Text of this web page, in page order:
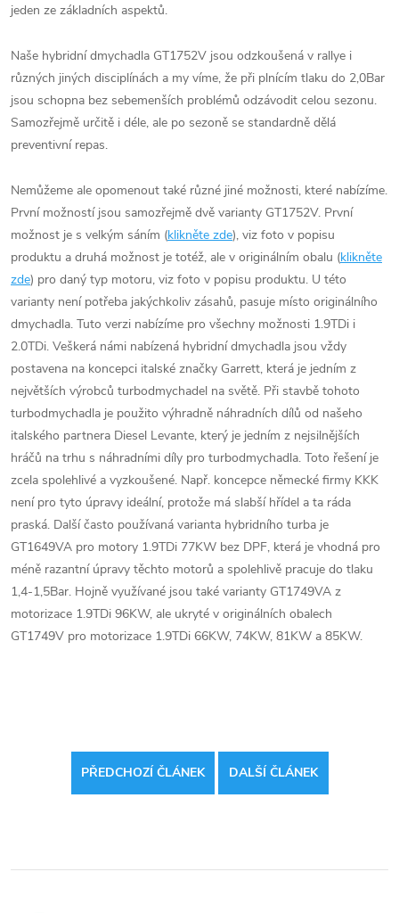
jeden ze základních aspektů.
Naše hybridní dmychadla GT1752V jsou odzkoušená v rallye i
různých jiných disciplínách a my víme, že při plnícím tlaku do 2,0Bar
jsou schopna bez sebemenších problémů odzávodit celou sezonu.
Samozřejmě určitě i déle, ale po sezoně se standardně dělá
preventivní repas.
Nemůžeme ale opomenout také různé jiné možnosti, které nabízíme.
První možností jsou samozřejmě dvě varianty GT1752V. První
možnost je s velkým sáním (klikněte zde), viz foto v popisu
produktu a druhá možnost je totéž, ale v originálním obalu (klikněte
zde) pro daný typ motoru, viz foto v popisu produktu. U této
varianty není potřeba jakýchkoliv zásahů, pasuje místo originálního
dmychadla. Tuto verzi nabízíme pro všechny možnosti 1.9TDi i
2.0TDi. Veškerá námi nabízená hybridní dmychadla jsou vždy
postavena na koncepci italské značky Garrett, která je jedním z
největších výrobců turbodmychadel na světě. Při stavbě tohoto
turbodmychadla je použito výhradně náhradních dílů od našeho
italského partnera Diesel Levante, který je jedním z nejsilnějších
hráčů na trhu s náhradními díly pro turbodmychadla. Toto řešení je
zcela spolehlivé a vyzkoušené. Např. koncepce německé firmy KKK
není pro tyto úpravy ideální, protože má slabší hřídel a ta ráda
praská. Další často používaná varianta hybridního turba je
GT1649VA pro motory 1.9TDi 77KW bez DPF, která je vhodná pro
méně razantní úpravy těchto motorů a spolehlivě pracuje do tlaku
1,4-1,5Bar. Hojně využívané jsou také varianty GT1749VA z
motorizace 1.9TDi 96KW, ale ukryté v originálních obalech
GT1749V pro motorizace 1.9TDi 66KW, 74KW, 81KW a 85KW.
PŘEDCHOZÍ ČLÁNEK DALŠÍ ČLÁNEK